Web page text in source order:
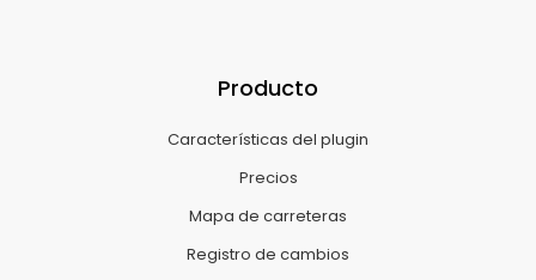
Producto
Características del plugin
Precios
Mapa de carreteras
Registro de cambios